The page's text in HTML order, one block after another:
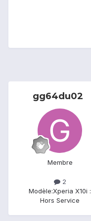
gg64du02
Membre
2
Modèle:Xperia X10i :
Hors Service